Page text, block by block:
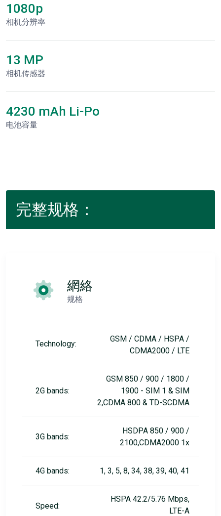
1080p
相机分辨率
13 MP
相机传感器
4230 mAh Li-Po
电池容量
完整规格：
網絡
规格
Technology:
GSM / CDMA / HSPA /
CDMA2000 / LTE
2G bands:
GSM 850 / 900 / 1800 /
1900 - SIM 1 & SIM
2,CDMA 800 & TD-SCDMA
3G bands:
HSDPA 850 / 900 /
2100,CDMA2000 1x
4G bands: 1, 3, 5, 8, 34, 38, 39, 40, 41
Speed:
HSPA 42.2/5.76 Mbps,
LTE-A